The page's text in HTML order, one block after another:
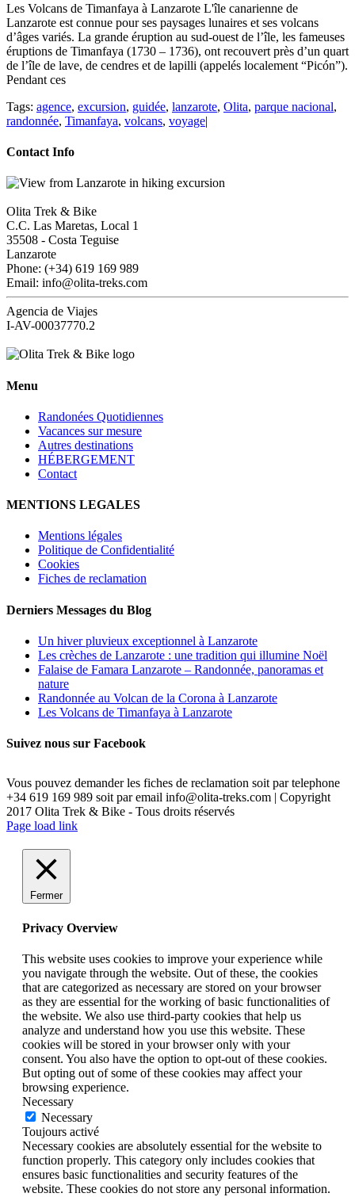
Les Volcans de Timanfaya à Lanzarote L'île canarienne de
Lanzarote est connue pour ses paysages lunaires et ses volcans
d’âges variés. La grande éruption au sud-ouest de l’île, les fameuses
éruptions de Timanfaya (1730 – 1736), ont recouvert près d’un quart
de l’île de lave, de cendres et de lapilli (appelés localement “Picón”).
Pendant ces
Tags: agence, excursion, guidée, lanzarote, Olita, parque nacional,
randonnée, Timanfaya, volcans, voyage|
Contact Info
Olita Trek & Bike
C.C. Las Maretas, Local 1
35508 - Costa Teguise
Lanzarote
Phone: (+34) 619 169 989
Email: info@olita-treks.com
Agencia de Viajes
I-AV-00037770.2
Menu
Randonées Quotidiennes
Vacances sur mesure
Autres destinations
HÉBERGEMENT
Contact
MENTIONS LEGALES
Mentions légales
Politique de Confidentialité
Cookies
Fiches de reclamation
Derniers Messages du Blog
Un hiver pluvieux exceptionnel à Lanzarote
Les crèches de Lanzarote : une tradition qui illumine Noël
Falaise de Famara Lanzarote – Randonnée, panoramas et
nature
Randonnée au Volcan de la Corona à Lanzarote
Les Volcans de Timanfaya à Lanzarote
Suivez nous sur Facebook
Vous pouvez demander les fiches de reclamation soit par telephone
+34 619 169 989 soit par email info@olita-treks.com | Copyright
2017 Olita Trek & Bike - Tous droits réservés
Page load link
Fermer
Privacy Overview
This website uses cookies to improve your experience while
you navigate through the website. Out of these, the cookies
that are categorized as necessary are stored on your browser
as they are essential for the working of basic functionalities of
the website. We also use third-party cookies that help us
analyze and understand how you use this website. These
cookies will be stored in your browser only with your
consent. You also have the option to opt-out of these cookies.
But opting out of some of these cookies may affect your
browsing experience.
Necessary
Necessary
Toujours activé
Necessary cookies are absolutely essential for the website to
function properly. This category only includes cookies that
ensures basic functionalities and security features of the
website. These cookies do not store any personal information.